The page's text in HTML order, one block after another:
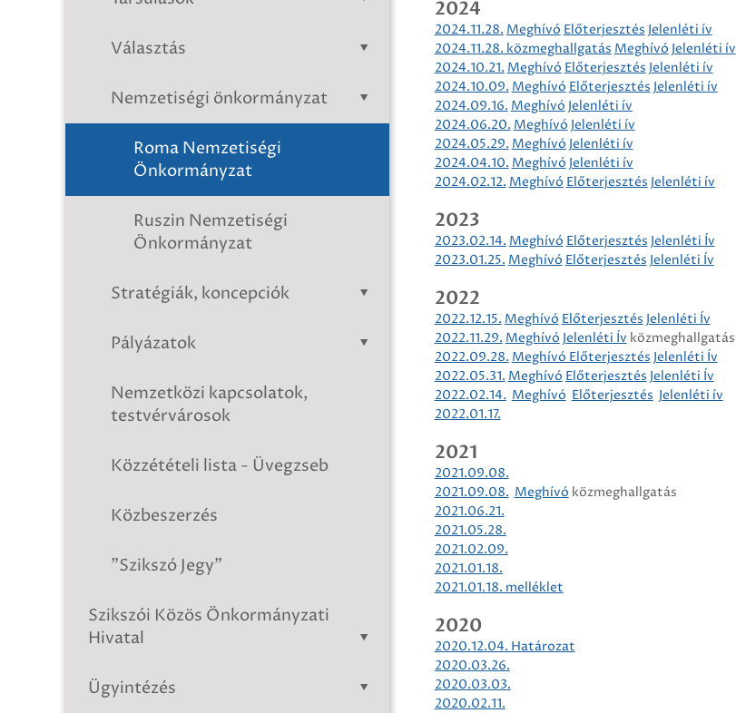
Választás
Nemzetiségi önkormányzat
Roma Nemzetiségi
Önkormányzat
Ruszin Nemzetiségi
Önkormányzat
Stratégiák, koncepciók
Pályázatok
Nemzetközi kapcsolatok,
testvérvárosok
Közzétételi lista - Üvegzseb
Közbeszerzés
"Szikszó Jegy"
Szikszói Közös Önkormányzati
Hivatal
Ügyintézés
2024
2024.11.28. Meghívó Előterjesztés Jelenléti ív
2024.11.28. közmeghallgatás Meghívó Jelenléti ív
2024.10.21. Meghívó Előterjesztés Jelenléti ív
2024.10.09. Meghívó Előterjesztés Jelenléti ív
2024.09.16. Meghívó Jelenléti ív
2024.06.20. Meghívó Jelenléti ív
2024.05.29. Meghívó Jelenléti ív
2024.04.10. Meghívó Jelenléti ív
2024.02.12. Meghívó Előterjesztés Jelenléti ív
2023
2023.02.14. Meghívó Előterjesztés Jelenléti Ív
2023.01.25. Meghívó Előterjesztés Jelenléti Ív
2022
2022.12.15. Meghívó Előterjesztés Jelenléti Ív
2022.11.29. Meghívó Jelenléti Ív közmeghallgatás
2022.09.28. Meghívó Előterjesztés Jelenléti Ív
2022.05.31. Meghívó Előterjesztés Jelenléti Ív
2022.02.14. Meghívó Előterjesztés Jelenléti ív
2022.01.17.
2021
2021.09.08.
2021.09.08. Meghívó közmeghallgatás
2021.06.21.
2021.05.28.
2021.02.09.
2021.01.18.
2021.01.18. melléklet
2020
2020.12.04. Határozat
2020.03.26.
2020.03.03.
2020.02.11.